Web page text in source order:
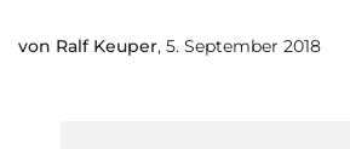
von Ralf Keuper, 5. September 2018